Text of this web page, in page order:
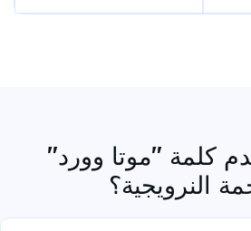
كلمة "موتا وورد"
النرويجية؟